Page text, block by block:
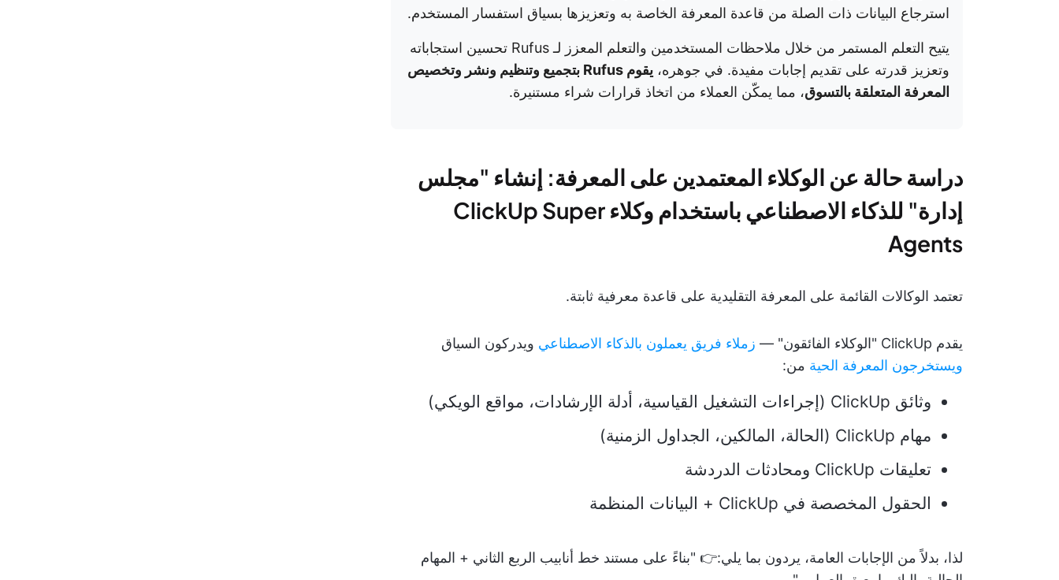
استرجاع البيانات ذات الصلة من قاعدة المعرفة الخاصة به وتعزيزها بسياق استفسار المستخدم.
يتيح التعلم المستمر من خلال ملاحظات المستخدمين والتعلم المعزز لـ Rufus تحسين استجاباته
وتعزيز قدرته على تقديم إجابات مفيدة. في جوهره،
يقوم Rufus بتجميع وتنظيم ونشر وتخصيص
المعرفة المتعلقة بالتسوق، مما يمكّن العملاء من اتخاذ قرارات شراء مستنيرة.
دراسة حالة عن الوكلاء المعتمدين على المعرفة: إنشاء "مجلس
إدارة" للذكاء الاصطناعي باستخدام وكلاء ClickUp Super
Agents
تعتمد الوكالات القائمة على المعرفة التقليدية على قاعدة معرفية ثابتة.
يقدم ClickUp "الوكلاء الفائقون" — زملاء فريق يعملون بالذكاء الاصطناعي ويدركون السياق
ويستخرجون المعرفة الحية من:
وثائق ClickUp (إجراءات التشغيل القياسية، أدلة الإرشادات، مواقع الويكي)
مهام ClickUp (الحالة، المالكين، الجداول الزمنية)
تعليقات ClickUp ومحادثات الدردشة
الحقول المخصصة في ClickUp + البيانات المنظمة
لذا، بدلاً من الإجابات العامة، يردون بما يلي:👉 "بناءً على مستند خط أنابيب الربع الثاني + المهام